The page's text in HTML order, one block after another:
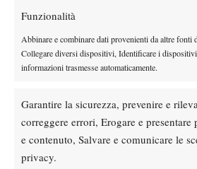
Funzionalità
Abbinare e combinare dati provenienti da altre fonti
Collegare diversi dispositivi, Identificare i
informazioni trasmesse automaticamente.
Garantire la sicurezza, prevenire e
correggere errori, Erogare e presentare
e contenuto, Salvare e comunicare le
privacy.
DI TENDENZA
Sinner, check-up di
prevenzione e
americana